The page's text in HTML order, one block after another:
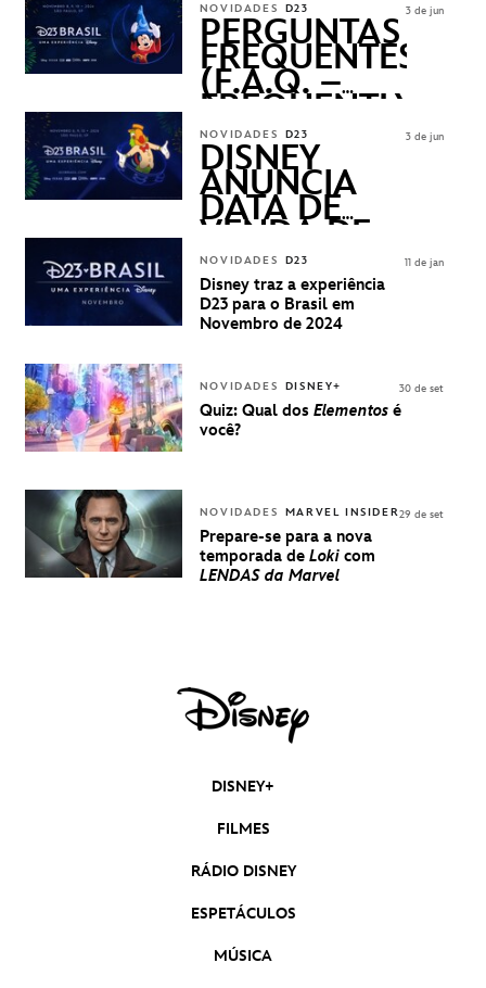
NOVIDADES D23
PERGUNTAS
FREQUENTES
(F.A.Q. –
FREQUENTLY
ASKED
QUESTIONS)
3 de jun
NOVIDADES D23
DISNEY
ANUNCIA
DATA DE
VENDA DE
INGRESSOS
PARA A D23
BRASIL -
UMA
DISNEY
3 de jun
NOVIDADES D23
Disney traz a experiência
D23 para o Brasil em
Novembro de 2024
11 de jan
NOVIDADES DISNEY+
Quiz: Qual dos Elementos é
você?
30 de set
NOVIDADES MARVEL INSIDER
Prepare-se para a nova
temporada de Loki com
LENDAS da Marvel
29 de set
DISNEY+
FILMES
RÁDIO DISNEY
ESPETÁCULOS
MÚSICA